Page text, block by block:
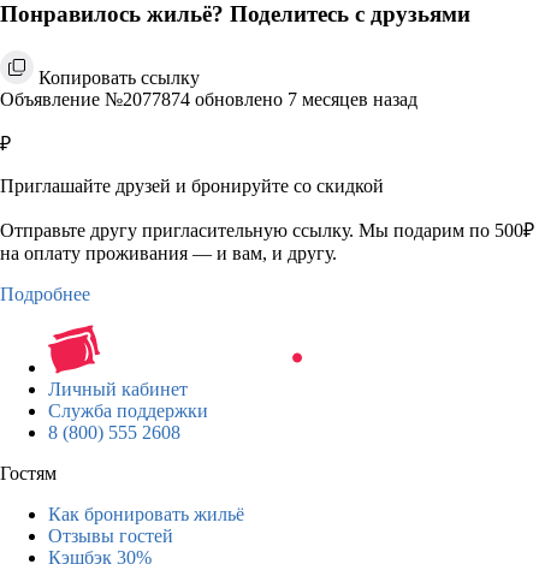
Понравилось жильё? Поделитесь с друзьями
Копировать ссылку
Объявление №2077874 обновлено 7 месяцев назад
₽
Приглашайте друзей и бронируйте со скидкой
Отправьте другу пригласительную ссылку. Мы подарим по 500₽
на оплату проживания — и вам, и другу.
Подробнее
Личный кабинет
Служба поддержки
8 (800) 555 2608
Гостям
Как бронировать жильё
Отзывы гостей
Кэшбэк 30%